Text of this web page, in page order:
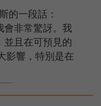
的一段話：
會非常驚訝。我
並且在可預見的
影響，特別是在